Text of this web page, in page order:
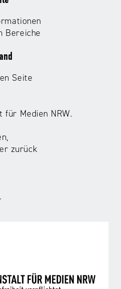
Bereiche
Seite
für Medien NRW.
zurück